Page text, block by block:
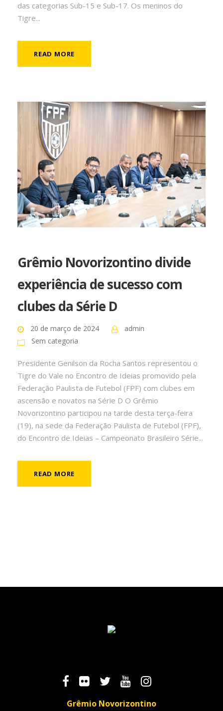
das categorias Sub-15 e Sub-17. Os meninos do
Tigre...
READ MORE
Grêmio Novorizontino divide
experiência de sucesso com
clubes da Série D
20 de março de 2024
admin
Sem categoria
Presidente Genilson da Rocha Santos representou o
Tigre do Vale no Encontro de Ideias promovido pela
Federação Paulista de Futebol (FPF) com clubes em
ascensão e novatos na Série D O Grêmio
Novorizontino participou na tarde desta terça-feira
(19), na sede da Federação Paulista de Futebol (FPF),
do Encontro de Ideias – Campeonato Brasileiro Série...
READ MORE
Grêmio Novorizontino